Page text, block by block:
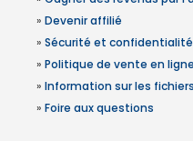
» Devenir affilié
» Sécurité et confidentialité
» Politique de vente en ligne
» Information sur les
» Foire aux questions